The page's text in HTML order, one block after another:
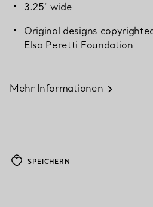
3.25" wide
Original designs
Elsa Peretti Foundation
Mehr Informationen
SPEICHERN